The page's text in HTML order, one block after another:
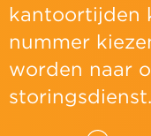
kantoortijden
nummer
worden naar
storingsdienst.